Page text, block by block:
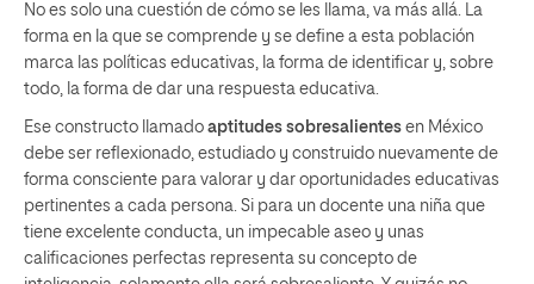
No es solo una cuestión de cómo se les llama, va más allá. La
forma en la que se comprende y se define a esta población
marca las políticas educativas, la forma de identificar y, sobre
todo, la forma de dar una respuesta educativa.
Ese constructo llamado aptitudes sobresalientes en México
debe ser reflexionado, estudiado y construido nuevamente de
forma consciente para valorar y dar oportunidades educativas
pertinentes a cada persona. Si para un docente una niña que
tiene excelente conducta, un impecable aseo y unas
calificaciones perfectas representa su concepto de